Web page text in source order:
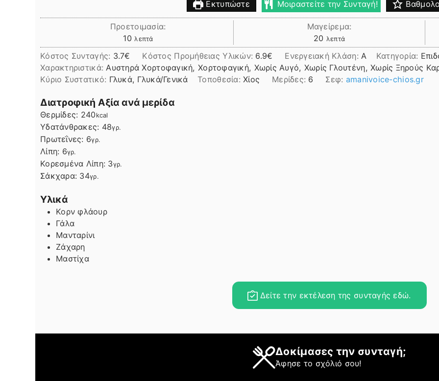
Εκτυπώστε Μοιραστείτε την Συνταγή!
Προετοιμασία:
10 λεπτά
λεπτά
Μαγείρεμα:
20 λεπτά
λεπτά
Κόστος Συνταγής: 3.7€ Kόστος Προμήθειας Υλικών: 6.9 Ενεργειακή Κλάση: A Κατηγορία:
Χαρακτηριστικά: Αυστηρά Χορτοφαγική, Χορτοφαγική, Χωρίς Αυγό, Χωρίς Γλουτένη, Χωρίς Ξηρούς
Kύριο Συστατικό: Γλυκά, Γλυκά/Γενικά Τοποθεσία:Χίος Μερίδες: 6 Σεφ: amanivoice-chios.gr
Διατροφική Αξία ανά μερίδα
Θερμίδες: 240kcal
Υδατάνθρακες: 48γρ.
Πρωτεΐνες: 6γρ.
Λίπη
Λίπη: 6γρ.
Κορεσμένα Λίπη: 3γρ.
Σάκχαρα: 34γρ.
Υλικά
Κορν φλάουρ
Γάλα
Μανταρίνι
Ζάχαρη
Μαστίχα
Δείτε την εκτέλεση της συνταγής εδώ.
Δοκίμασες την συνταγή;
Άφησε το σχόλιό σου!